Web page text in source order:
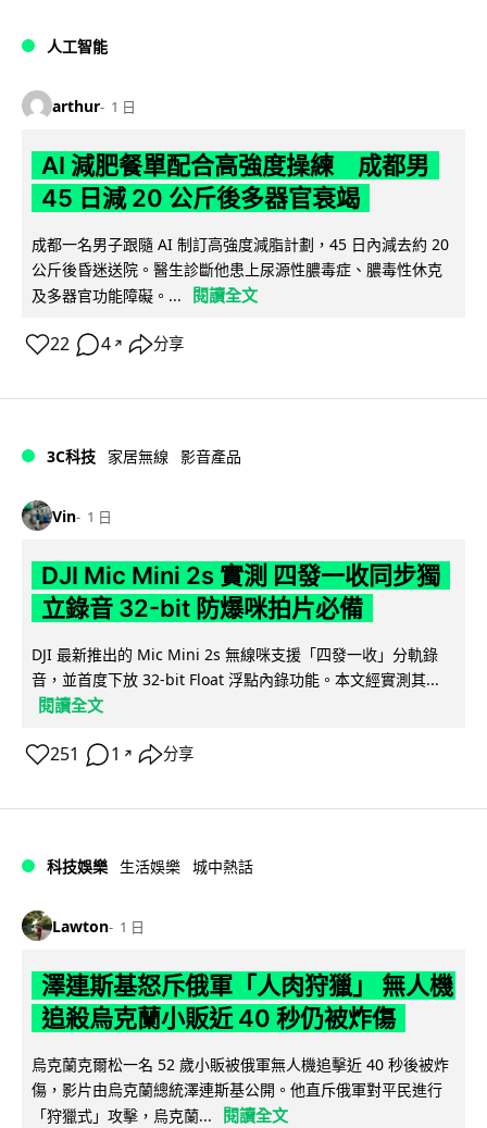
人工智能
arthur 1 日
AI 減肥餐單配合高強度操練 成都男
45 日減 20 公斤後多器官衰竭
成都一名男子跟隨 AI 制訂高強度減脂計劃，45 日內減去約 20
公斤後昏迷送院。醫生診斷他患上尿源性膿毒症、膿毒性休克
及多器官功能障礙。...
閱讀全文
22 4 ↗ 分享
3C科技 家居無線 影音產品
Vin 1 日
DJI Mic Mini 2s 實測 四發一收同步獨
立錄音 32-bit 防爆咪拍片必備
DJI 最新推出的 Mic Mini 2s 無線咪支援「四發一收」分軌錄
音，並首度下放 32-bit Float 浮點內錄功能。本文經實測其...
閱讀全文
251 1 ↗ 分享
科技娛樂 生活娛樂 城中熱話
Lawton 1 日
澤連斯基怒斥俄軍「人肉狩獵」 無人機
追殺烏克蘭小販近 40 秒仍被炸傷
烏克蘭克爾松一名 52 歲小販被俄軍無人機追擊近 40 秒後被炸
傷，影片由烏克蘭總統澤連斯基公開。他直斥俄軍對平民進行
「狩獵式」攻擊，烏克蘭...
閱讀全文